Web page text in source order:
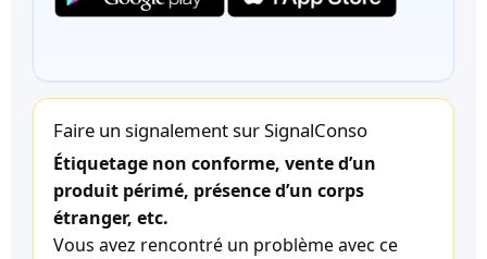
Faire un signalement sur SignalConso
Étiquetage non conforme, vente d’un
produit périmé, présence d’un corps
étranger, etc.
Vous avez rencontré un problème avec ce